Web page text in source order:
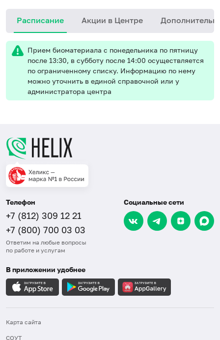
Расписание Акции в Центре
Прием биоматериала с понедельника по пятницу
после 13:30, в субботу после 14:00 осуществляется
по ограниченному списку. Информацию по нему
можно уточнить в единой справочной или у
администратора центра
Телефон
+7 (812) 309 12 21
+7 (800) 700 03 03
Ответим на любые вопросы
по работе и услугам
Социальные сети
В приложении удобнее
Карта сайта
СОУТ